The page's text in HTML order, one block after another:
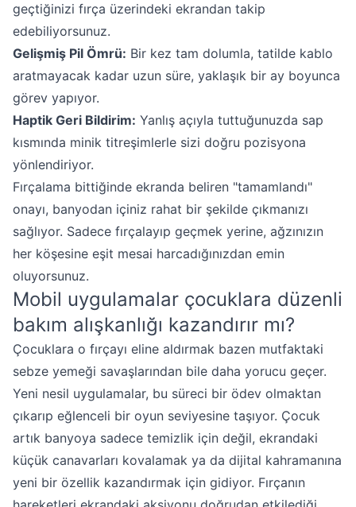
geçtiğinizi fırça üzerindeki ekrandan takip
edebiliyorsunuz.
Gelişmiş Pil Ömrü: Bir kez tam dolumla, tatilde kablo
aratmayacak kadar uzun süre, yaklaşık bir ay boyunca
görev yapıyor.
Haptik Geri Bildirim: Yanlış açıyla tuttuğunuzda sap
kısmında minik titreşimlerle sizi doğru pozisyona
yönlendiriyor.
Fırçalama bittiğinde ekranda beliren "tamamlandı"
onayı, banyodan içiniz rahat bir şekilde çıkmanızı
sağlıyor. Sadece fırçalayıp geçmek yerine, ağzınızın
her köşesine eşit mesai harcadığınızdan emin
oluyorsunuz.
Mobil uygulamalar çocuklara düzenli
bakım alışkanlığı kazandırır mı?
Çocuklara o fırçayı eline aldırmak bazen mutfaktaki
sebze yemeği savaşlarından bile daha yorucu geçer.
Yeni nesil uygulamalar, bu süreci bir ödev olmaktan
çıkarıp eğlenceli bir oyun seviyesine taşıyor. Çocuk
artık banyoya sadece temizlik için değil, ekrandaki
küçük canavarları kovalamak ya da dijital kahramanına
yeni bir özellik kazandırmak için gidiyor. Fırçanın